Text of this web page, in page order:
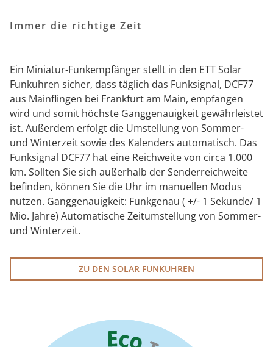
Immer die richtige Zeit
Ein Miniatur-Funkempfänger stellt in den ETT Solar
Funkuhren sicher, dass täglich das Funksignal, DCF77
aus Mainflingen bei Frankfurt am Main, empfangen
wird und somit höchste Ganggenauigkeit gewährleistet
ist. Außerdem erfolgt die Umstellung von Sommer-
und Winterzeit sowie des Kalenders automatisch. Das
Funksignal DCF77 hat eine Reichweite von circa 1.000
km. Sollten Sie sich außerhalb der Senderreichweite
befinden, können Sie die Uhr im manuellen Modus
nutzen. Ganggenauigkeit: Funkgenau ( +/- 1 Sekunde/ 1
Mio. Jahre) Automatische Zeitumstellung von Sommer-
und Winterzeit.
ZU DEN SOLAR FUNKUHREN